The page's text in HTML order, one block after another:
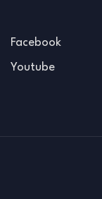
Facebook
Youtube